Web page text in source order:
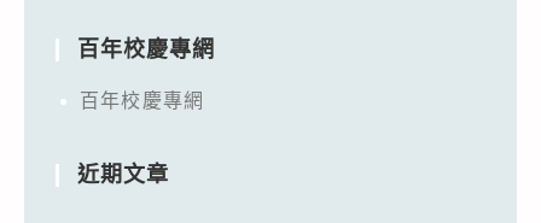
百年校慶專網
百年校慶專網
近期文章